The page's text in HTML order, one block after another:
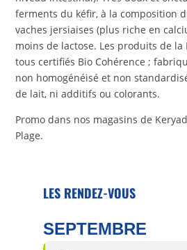
ferments du kéfir, à la composition
vaches jersiaises (plus riche en
moins de lactose. Les produits de
tous certifiés Bio Cohérence ;
non homogénéisé et non
de lait, ni additifs ou colorants.
Promo dans nos magasins de
Plage.
LES RENDEZ-VOUS
SEPTEMBRE